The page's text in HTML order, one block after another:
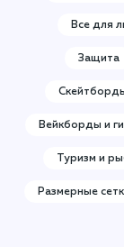
Все для
Защита
Вейкборды и
Туризм и
Размерные